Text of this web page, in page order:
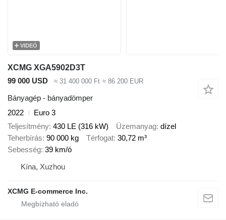
VIDEÓ
XCMG XGA5902D3T
99 000 USD
≈ 31 400 000 Ft ≈ 86 200 EUR
Bányagép - bányadömper
2022
Euro 3
Teljesítmény 430 LE (316 kW) Üzemanyag dízel
Teherbírás 90 000 kg Térfogat 30,72 m³
Sebesség 39 km/ó
Kína, Xuzhou
XCMG E-commerce Inc.